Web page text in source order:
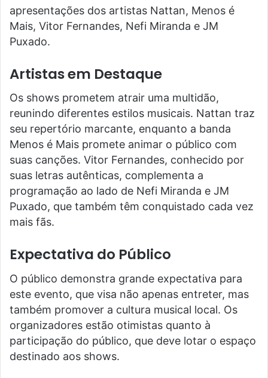
apresentações dos artistas Nattan, Menos é
Mais, Vitor Fernandes, Nefi Miranda e JM
Puxado.
Artistas em Destaque
Os shows prometem atrair uma multidão,
reunindo diferentes estilos musicais. Nattan traz
seu repertório marcante, enquanto a banda
Menos é Mais promete animar o público com
suas canções. Vitor Fernandes, conhecido por
suas letras autênticas, complementa a
programação ao lado de Nefi Miranda e JM
Puxado, que também têm conquistado cada vez
mais fãs.
Expectativa do Público
O público demonstra grande expectativa para
este evento, que visa não apenas entreter, mas
também promover a cultura musical local. Os
organizadores estão otimistas quanto à
participação do público, que deve lotar o espaço
destinado aos shows.